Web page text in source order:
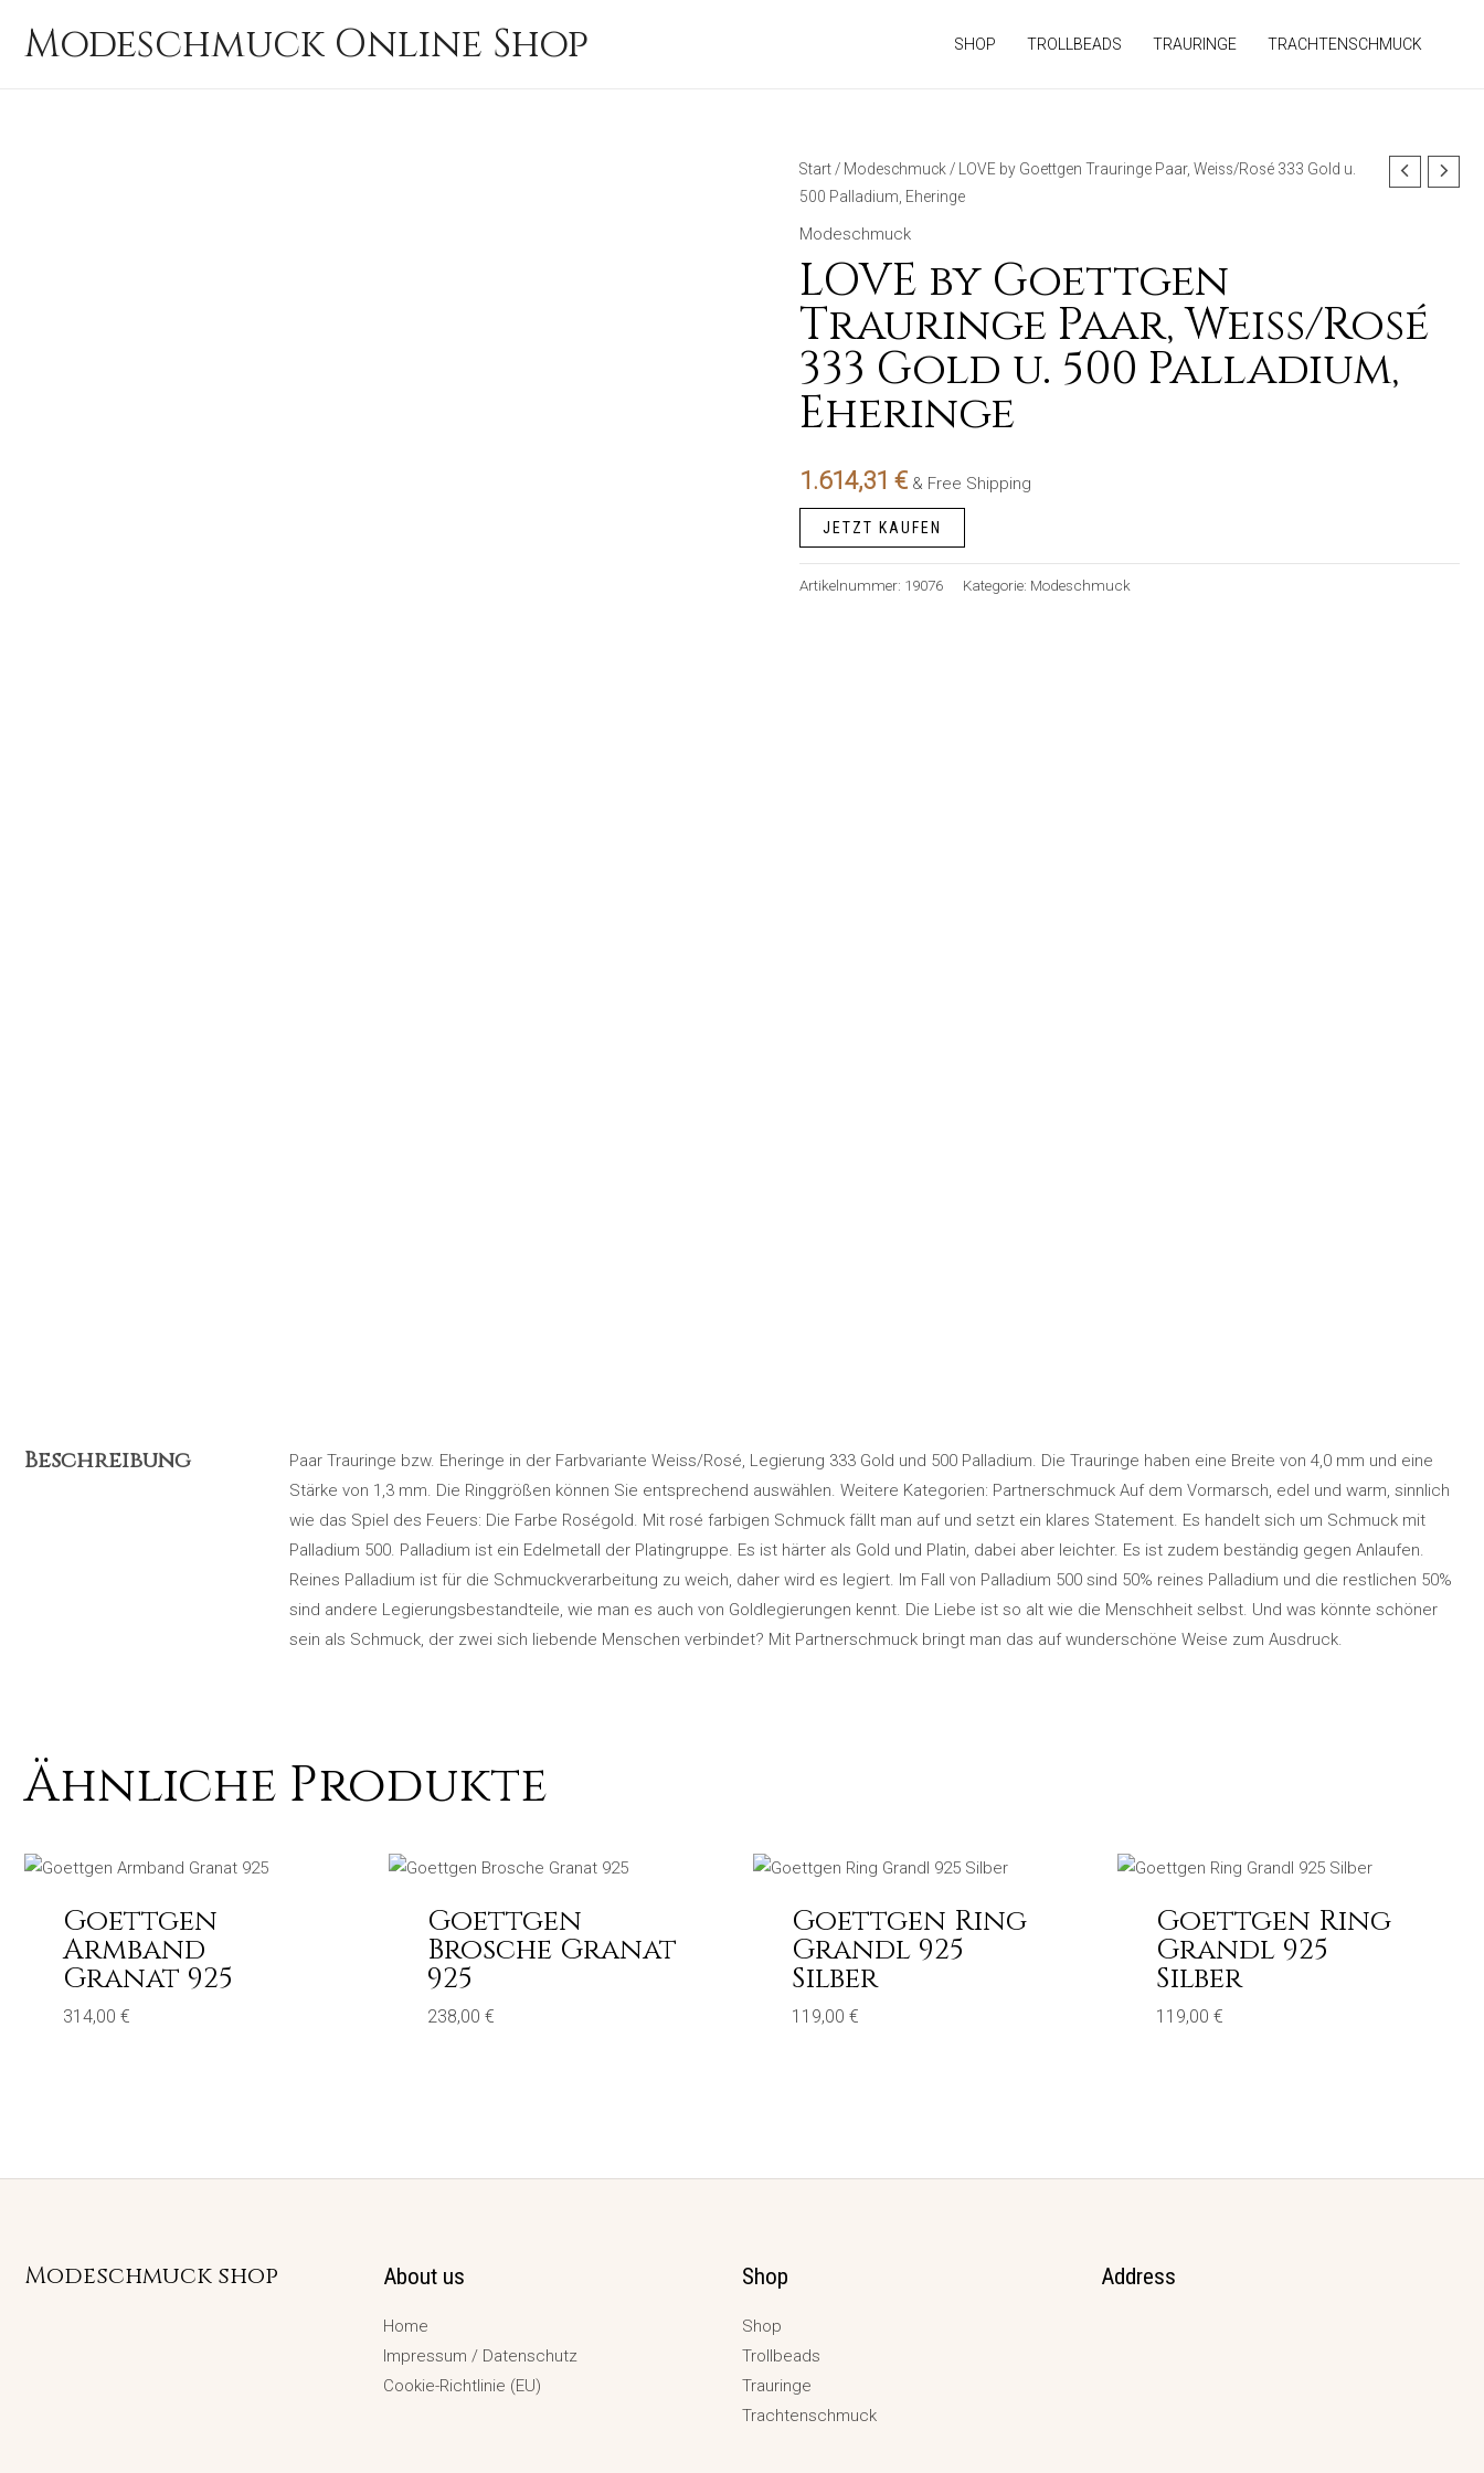
InhaltModeschmuck Online Shop SHOP TROLLBEADS TRAURINGE TRACHTENSCHMUCK
Start / Modeschmuck / LOVE by Goettgen Trauringe Paar, Weiss/Rosé 333 Gold u.
500 Palladium, Eheringe
Modeschmuck
LOVE by Goettgen
Trauringe Paar, Weiss/Rosé
333 Gold u. 500 Palladium,
Eheringe
1.614,31 € & Free Shipping
JETZT KAUFEN
Artikelnummer: 19076 Kategorie: Modeschmuck
Beschreibung
Paar Trauringe bzw. Eheringe in der Farbvariante Weiss/Rosé, Legierung 333 Gold und 500 Palladium. Die Trauringe haben eine Breite von 4,0 mm und eine
Stärke von 1,3 mm. Die Ringgrößen können Sie entsprechend auswählen. Weitere Kategorien: Partnerschmuck Auf dem Vormarsch, edel und warm, sinnlich
wie das Spiel des Feuers: Die Farbe Roségold. Mit rosé farbigen Schmuck fällt man auf und setzt ein klares Statement. Es handelt sich um Schmuck mit
Palladium 500. Palladium ist ein Edelmetall der Platingruppe. Es ist härter als Gold und Platin, dabei aber leichter. Es ist zudem beständig gegen Anlaufen.
Reines Palladium ist für die Schmuckverarbeitung zu weich, daher wird es legiert. Im Fall von Palladium 500 sind 50% reines Palladium und die restlichen 50%
sind andere Legierungsbestandteile, wie man es auch von Goldlegierungen kennt. Die Liebe ist so alt wie die Menschheit selbst. Und was könnte schöner
sein als Schmuck, der zwei sich liebende Menschen verbindet? Mit Partnerschmuck bringt man das auf wunderschöne Weise zum Ausdruck.
Ähnliche Produkte
Goettgen
Armband
Granat 925
314,00 €
Goettgen
Brosche Granat
925
238,00 €
Goettgen Ring
Grandl 925
Silber
119,00 €
Goettgen Ring
Grandl 925
Silber
119,00 €
Modeschmuck shop About us
Home
Impressum / Datenschutz
Cookie-Richtlinie (EU)
Shop
Shop
Trollbeads
Trauringe
Trachtenschmuck
Address